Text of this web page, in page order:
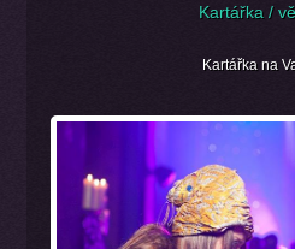
Kartářka /
Kartářka na